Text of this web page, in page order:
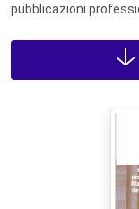
pubblicazioni